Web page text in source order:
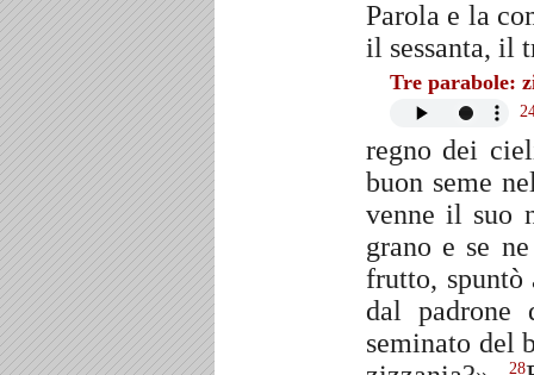
Parola e la
il sessanta, il
Tre parabole:
regno dei
buon seme
venne il suo
grano e se
frutto,
dal padrone
seminato del
28